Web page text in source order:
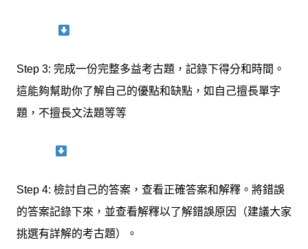
Step 3: 完成一份完整多益考古題，記錄下得分和時間。
這能夠幫助你了解自己的優點和缺點，如自己擅長單字
題，不擅長文法題等等
Step 4: 檢討自己的答案，查看正確答案和解釋。將錯誤
的答案記錄下來，並查看解釋以了解錯誤原因（建議大家
挑選有詳解的考古題）。